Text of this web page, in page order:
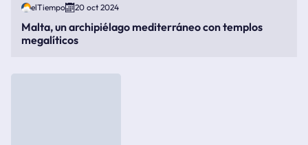
elTiempo 20 oct 2024
Malta, un archipiélago mediterráneo con templos
megalíticos